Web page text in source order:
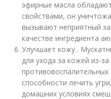
эфирные масла
свойствами, он
вызывают неприятный
качестве ингредиента
Улучшает кожу .
для ухода за кожей из-
противовоспалительных
способности лечить
домашних условиях